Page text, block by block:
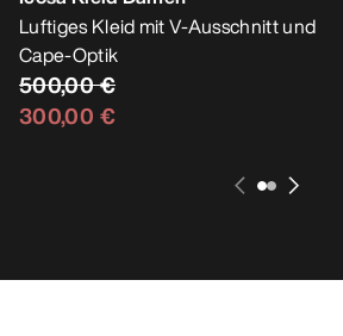
Luftiges Kleid mit V-Ausschnitt und
Cape-Optik
500,00 €
300,00 €